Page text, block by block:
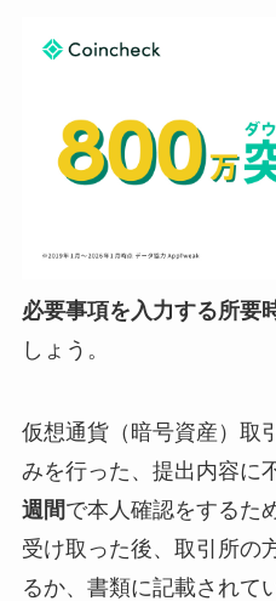
必要事項を入力する所要
しょう。
仮想通貨（暗号資産）取
みを行った、提出内容に
週間で本人確認をするた
受け取った後、取引所の
るか、書類に記載されて